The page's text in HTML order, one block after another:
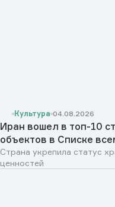
Культура 04.08.2026
Иран вошел в топ-10
объектов в Списке
Страна укрепила статус
ценностей